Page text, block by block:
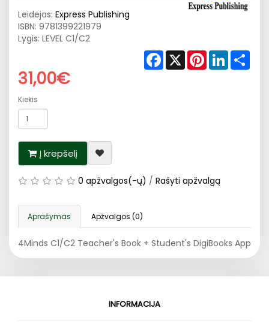
Leidėjas: Express Publishing
ISBN: 9781399221979
Lygis: LEVEL C1/C2
Facebook
X PinterestLinkedIn
31,00€
Kiekis
Į krepšelį
0 apžvalgos(-ų) / Rašyti apžvalgą
Aprašymas Apžvalgos (0)
4Minds C1/C2 Teacher's Book + Student's DigiBooks App
INFORMACIJA